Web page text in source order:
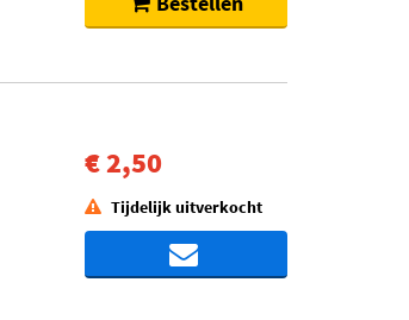
€ 2,50
Tijdelijk uitverkocht